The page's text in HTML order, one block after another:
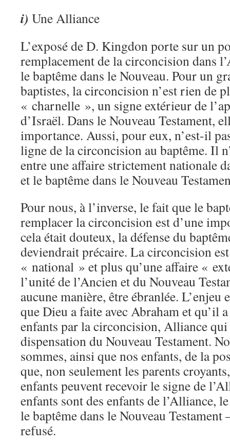
i) Une Alliance
L’exposé de D. Kingdon porte sur un
remplacement de la circoncision dans
le baptême dans le Nouveau. Pour un
baptistes, la circoncision n’est rien de
« charnelle », un signe extérieur de
d’Israël. Dans le Nouveau Testament,
importance. Aussi, pour eux, n’est-il
ligne de la circoncision au baptême. Il
entre une affaire strictement nationale
et le baptême dans le Nouveau
Pour nous, à l’inverse, le fait que le
remplacer la circoncision est d’une
cela était douteux, la défense du
deviendrait précaire. La circoncision
« national » et plus qu’une affaire «
l’unité de l’Ancien et du Nouveau
aucune manière, être ébranlée. L’enjeu
que Dieu a faite avec Abraham et qu’il
enfants par la circoncision, Alliance
dispensation du Nouveau Testament.
sommes, ainsi que nos enfants, de la
que, non seulement les parents
enfants peuvent recevoir le signe de
enfants sont des enfants de l’Alliance,
le baptême dans le Nouveau
refusé.